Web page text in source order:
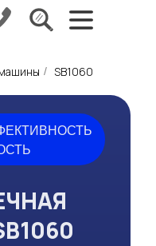
/ SB1060